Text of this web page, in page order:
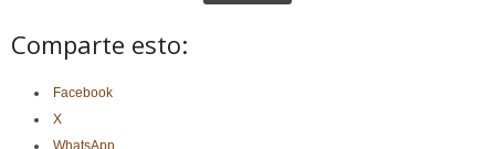
Comparte esto:
Facebook
X
WhatsApp